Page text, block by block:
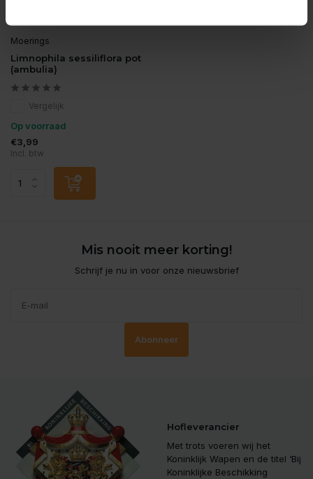
Moerings
Limnophila sessiliflora pot
(ambulia)
Vergelijk
Op voorraad
€3,99
Incl. btw
Mis nooit meer korting!
Schrijf je nu in voor onze nieuwsbrief
Abonneer
Hofleverancier
Met trots voeren wij het
Koninklijk Wapen en de titel ‘Bij
Koninklijke Beschikking